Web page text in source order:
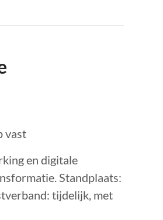
vast
en digitale
Standplaats:
tijdelijk, met